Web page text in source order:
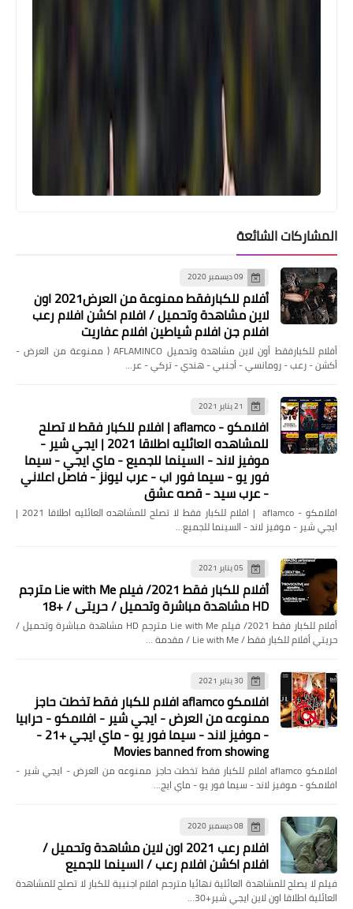
أخبار
اتحاد الكرة وحال الرياضة في مصر
الموسم الثالث مترجمة موقع النور –
قصة عشق HD قيامة عثمان..الملحمة
الكبرى
المشاركات الشائعة
09 ديسمبر 2020
أفلام للكبارفقط ممنوعة من العرض2021 اون
لاين مشاهدة وتحميل / افلام اكشن افلام رعب
افلام جن افلام شياطين افلام عفاريت
أفلام للكبارفقط أون لاين مشاهدة وتحميل AFLAMINCO ( ممنوعة من العرض -
أكشن - رعب - رومانسي - أجنبي - هندي - تركي - عر…
21 يناير 2021
افلامكو - aflamco | افلام للكبار فقط لا تصلح
للمشاهده العائليه اطلاقا 2021 | ايجي شير -
موفيز لاند - السينما للجميع - ماي ايجي - سيما
فور يو - سيما فور اب - عرب ليونز - فاصل اعلاني
- عرب سيد - قصه عشق
افلامكو - aflamco | افلام للكبار فقط لا تصلح للمشاهده العائليه اطلاقا 2021 |
ايجي شير - موفيز لاند - السينما للجميع…
05 يناير 2021
أفلام للكبار فقط 2021/ فيلم Lie with Me مترجم
HD مشاهدة مباشرة وتحميل / حريتي / +18
أفلام للكبار فقط 2021/ فيلم Lie with Me مترجم HD مشاهدة مباشرة وتحميل /
حريتي أفلام للكبار فقط / Lie with Me / مقدمة …
30 يناير 2021
افلامكو aflamco افلام للكبار فقط تخطت حاجز
ممنوعه من العرض - ايجي شير - افلامكو - حرابيا
- موفيز لاند - سيما فور يو - ماي ايجي +21 -
Movies banned from showing
افلامكو aflamco افلام للكبار فقط تخطت حاجز ممنوعه من العرض - ايجي شير -
افلامكو - موفيز لاند - سيما فور يو - ماي ايج…
08 ديسمبر 2020
افلام رعب 2021 اون لاين مشاهدة وتحميل /
افلام اكشن افلام رعب / السينما للجميع
فيلم لا يصلح للمشاهدة العائلية نهائيا مترجم افلام اجنبية للكبار لا تصلح للمشاهدة
العائلية اطلاقا اون لاين ايجي شير+30…